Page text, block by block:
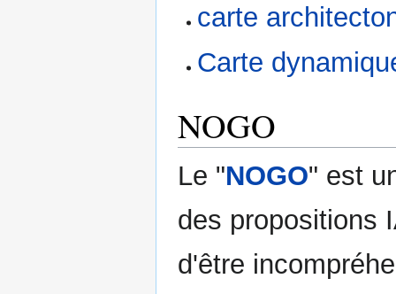
carte
Carte
NOGO
Le "NOGO" est
des propositions
d'être